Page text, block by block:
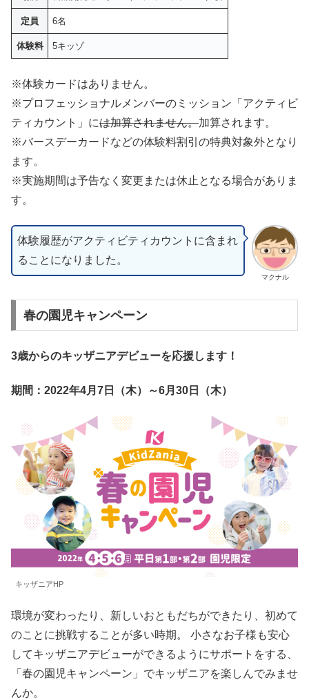
定員 6名
体験料 5キッゾ
※体験カードはありません。
※プロフェッショナルメンバーのミッション「アクティビ
ティカウント」には加算されません。加算されます。
※バースデーカードなどの体験料割引の特典対象外となり
ます。
※実施期間は予告なく変更または休止となる場合がありま
す。
マクナル
体験履歴がアクティビティカウントに含まれ
ることになりました。
春の園児キャンペーン
3歳からのキッザニアデビューを応援します！
期間：2022年4月7日（木）～6月30日（木）
キッザニアHP
環境が変わったり、新しいおともだちができたり、初めて
のことに挑戦することが多い時期。 小さなお子様も安心
してキッザニアデビューができるようにサポートをする、
「春の園児キャンペーン」でキッザニアを楽しんでみませ
んか。